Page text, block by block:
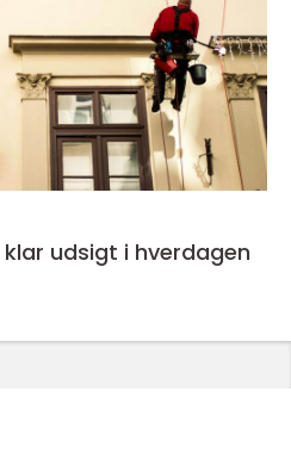
Vinduespudser ikast klar udsigt i hverdagen